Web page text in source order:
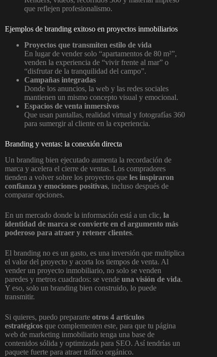
que reflejen profesionalismo.
Ejemplos de branding exitoso en proyectos inmobiliarios
Proyectos que transmiten estilo de vida
En lugar de vender solo “apartamentos de 80 m²”,
venden la experiencia de “vivir frente al mar” o
“disfrutar de la tranquilidad del campo”.
Campañas integradas
Donde los anuncios, la web y las redes sociales
mantienen un mismo concepto visual y emocional.
Espacios de venta inmersivos
Que usan pantallas, realidad virtual y fotografías 360
para sumergir al cliente en la experiencia.
Branding y ventas: la conexión directa
Un branding bien ejecutado aumenta la recordación de
marca y acelera el cierre de ventas. Los compradores
tienden a volver sobre los proyectos que les inspiraron
confianza y emociones positivas, incluso después de
comparar opciones.
En un mercado donde la información está a un clic, la
identidad de marca se convierte en el argumento más
poderoso para atraer y retener clientes.
El branding no es un gasto, es una inversión que multiplica
el valor del proyecto y acorta los tiempos de venta. Al
vender un proyecto inmobiliario, no solo se venden
paredes y metros cuadrados: se vende una visión de vida.
Y eso, solo un branding bien construido, lo puede
transmitir.
Si quieres, puedo prepararte otros 4 artículos
estratégicos que complementen este, para que tu página
web de marketing inmobiliario tenga una base de
contenidos sólida y optimizada para SEO. Así tendrías un
paquete fuerte para atraer tráfico orgánico.